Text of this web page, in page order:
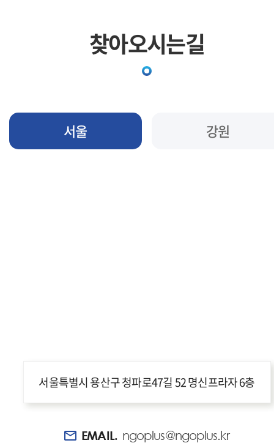
찾아오시는길
서울 강원
서울특별시 용산구 청파로47길 52 명신프라자 6층
EMAIL. ngoplus@ngoplus.kr